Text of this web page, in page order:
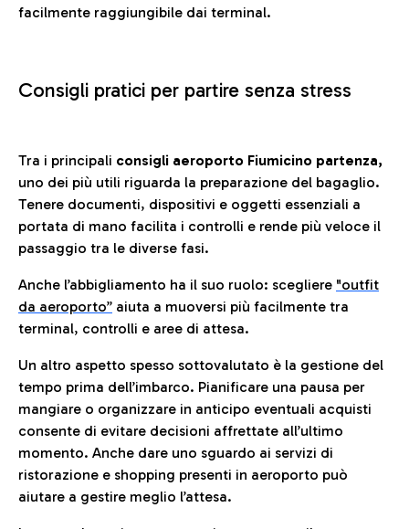
facilmente raggiungibile dai terminal.
Consigli pratici per partire senza stress
Tra i principali consigli aeroporto Fiumicino partenza,
uno dei più utili riguarda la preparazione del bagaglio.
Tenere documenti, dispositivi e oggetti essenziali a
portata di mano facilita i controlli e rende più veloce il
passaggio tra le diverse fasi.
Anche l’abbigliamento ha il suo ruolo: scegliere "outfit
da aeroporto” aiuta a muoversi più facilmente tra
terminal, controlli e aree di attesa.
Un altro aspetto spesso sottovalutato è la gestione del
tempo prima dell’imbarco. Pianificare una pausa per
mangiare o organizzare in anticipo eventuali acquisti
consente di evitare decisioni affrettate all’ultimo
momento. Anche dare uno sguardo ai servizi di
ristorazione e shopping presenti in aeroporto può
aiutare a gestire meglio l’attesa.